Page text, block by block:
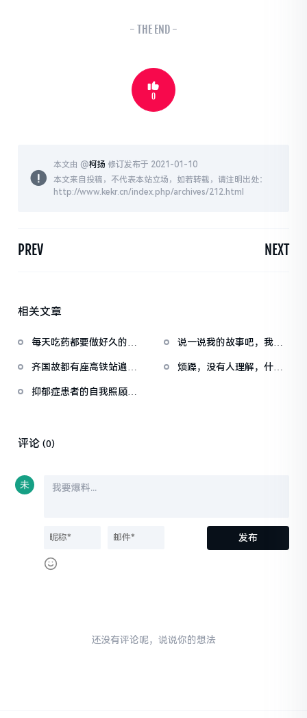
- THE END -
0
本文由 @柯扬 修订发布于 2021-01-10
本文来自投稿，不代表本站立场，如若转载，请注明出处：
http://www.kekr.cn/index.php/archives/212.html
PREV NEXT
相关文章
每天吃药都要做好久的心
吐了
说一说我的故事吧，我生
齐国故都有座高铁站遍地
解，网友：原来如此
烦躁，没有人理解，什么
抑郁症患者的自我照顾，
评论(0)
还没有评论呢，说说你的想法